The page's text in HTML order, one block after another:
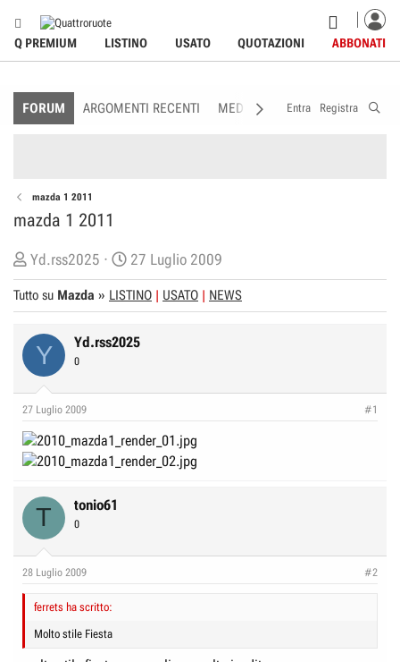
Q PREMIUM LISTINO USATO QUOTAZIONI ABBONATI
FORUM ARGOMENTI RECENTI MEDIA MEMBRI
Entra Registra
mazda 1 2011
mazda 1 2011
C
r
e
t
e
D
i
c
s
s
i
o
Yd.rss2025
D
a
t
d
27 Luglio 2009
Tutto su Mazda » LISTINO USATO NEWS
Y Yd.rss2025
0
27 Luglio 2009 #1
T tonio61
0
28 Luglio 2009 #2
ferrets ha scritto:
Molto stile Fiesta